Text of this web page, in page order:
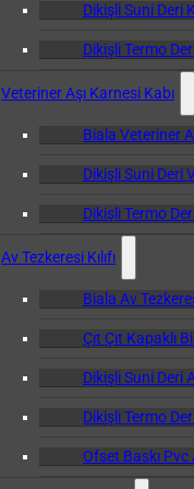
Dikişli Suni Deri
Dikişli Termo
Veteriner Aşı Karnesi Kabı
Biala Veteriner
Dikişli Suni Deri
Dikişli Termo
Av Tezkeresi Kılıfı
Biala Av
Çıt Çıt Kapaklı
Dikişli Suni Deri
Dikişli Termo
Ofset Baskı Pvc